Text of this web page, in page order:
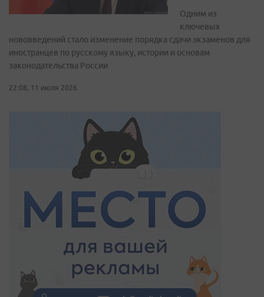
Одним из
ключевых
нововведений стало изменение порядка сдачи экзаменов для
иностранцев по русскому языку, истории и основам
законодательства России
22:08, 11 июля 2026